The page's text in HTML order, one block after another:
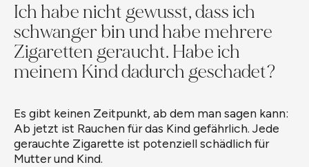
Ich habe nicht gewusst, dass ich
schwanger bin und habe mehrere
Zigaretten geraucht. Habe ich
meinem Kind dadurch geschadet?
Es gibt keinen Zeitpunkt, ab dem man sagen kann:
Ab jetzt ist Rauchen für das Kind gefährlich. Jede
gerauchte Zigarette ist potenziell schädlich für
Mutter und Kind.